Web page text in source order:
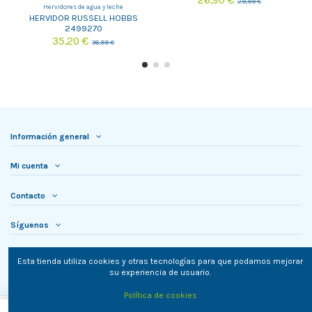
Hervidores de agua y leche
HERVIDOR RUSSELL HOBBS
2499270
35,20 €36,99 €
Información general
Mi cuenta
Contacto
Síguenos
Esta tienda utiliza cookies y otras tecnologías para que podamos mejorar
su experiencia de usuario.
Política de cookies